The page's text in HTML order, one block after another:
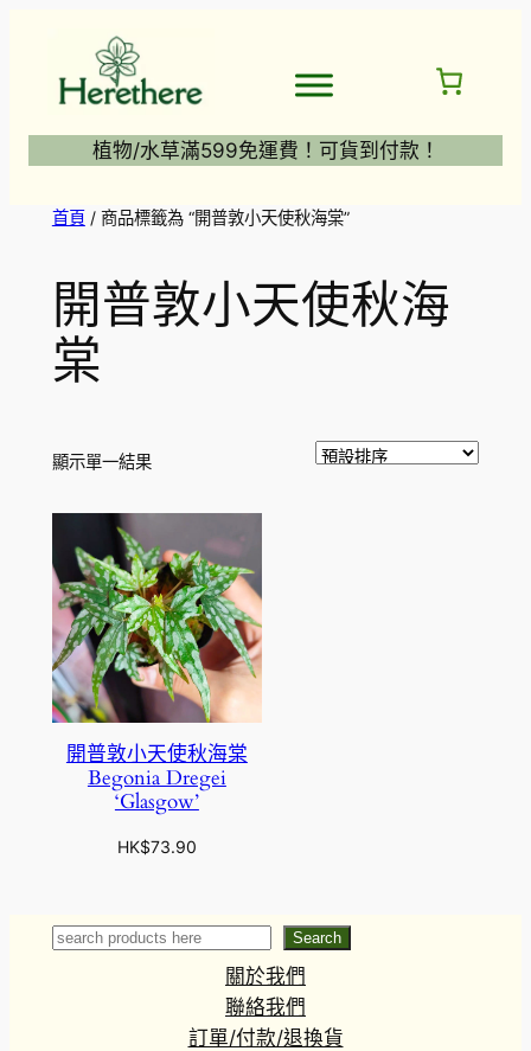
植物/水草滿599免運費！可貨到付款！
首頁/ 商品標籤為 “開普敦小天使秋海棠”
開普敦小天使秋海
棠
顯示單一結果
開普敦小天使秋海棠
Begonia Dregei
‘Glasgow’
HK$73.90
Search Search
關於我們
聯絡我們
訂單/付款/退換貨